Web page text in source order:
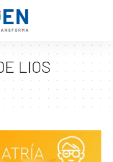
LIOS